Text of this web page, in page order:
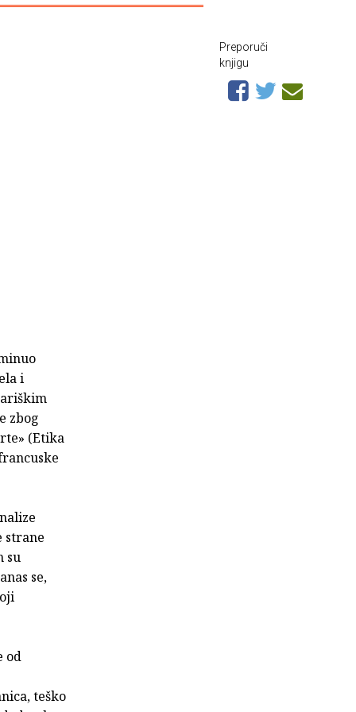
i
zbog
(Etika
strane
su
se,
od
teško
Preporuči
knjigu